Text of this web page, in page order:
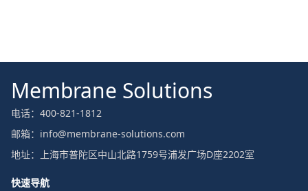
Membrane Solutions
电话：400-821-1812
邮箱：info@membrane-solutions.com
地址：上海市普陀区中山北路1759号浦发广场D座2202室
快速导航